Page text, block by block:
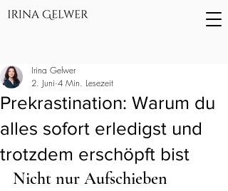
Prekrastination: Warum du
alles sofort erledigst und
trotzdem erschöpft bist
Irina Gelwer
2. Juni 4 Min. Lesezeit
Nicht nur Aufschieben